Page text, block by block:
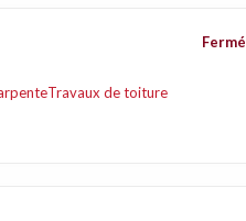
Travaux de toiture
Fermé